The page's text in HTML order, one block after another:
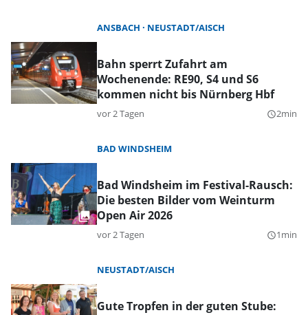
ANSBACH NEUSTADT/AISCH
Bahn sperrt Zufahrt am
Wochenende: RE90, S4 und S6
kommen nicht bis Nürnberg Hbf
vor 2 Tagen query_builder2min
BAD WINDSHEIM
Bad Windsheim im Festival-Rausch:
Die besten Bilder vom Weinturm
Open Air 2026
vor 2 Tagen query_builder1min
NEUSTADT/AISCH
Gute Tropfen in der guten Stube: